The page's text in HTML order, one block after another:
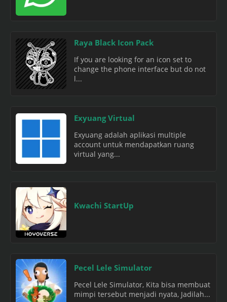
Raya Black Icon Pack
If you are looking for an icon set to
change the phone interface but do not
l...
Exyuang Virtual
Exyuang adalah aplikasi multiple
account untuk mendapatkan ruang
virtual yang...
Kwachi StartUp
Pecel Lele Simulator
Pecel Lele Simulator, Kita bisa membuat
mimpi tersebut menjadi nyata, Jadilah...